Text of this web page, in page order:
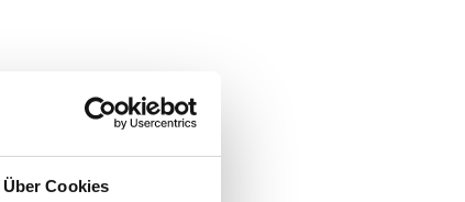
Über Cookies